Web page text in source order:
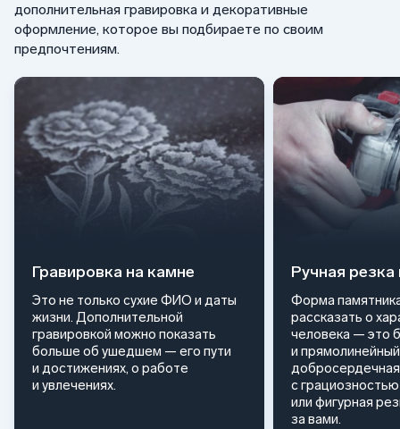
дополнительная гравировка и декоративные
оформление, которое вы подбираете по своим
предпочтениям.
Гравировка на камне
Это не только сухие ФИО и даты
жизни. Дополнительной
гравировкой можно показать
больше об ушедшем — его пути
и достижениях, о работе
и увлечениях.
Ручная
Форма
рассказать о
человека — это
и
с
или фигурная
за вами.